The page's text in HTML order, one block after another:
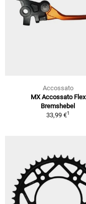
Accossato
MX Accossato Flex
Bremshebel
33,99 €1